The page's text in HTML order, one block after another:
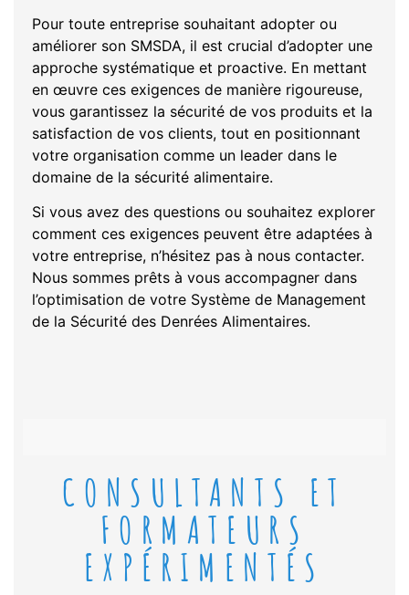
Pour toute entreprise souhaitant adopter ou
améliorer son SMSDA, il est crucial d’adopter une
approche systématique et proactive. En mettant
en œuvre ces exigences de manière rigoureuse,
vous garantissez la sécurité de vos produits et la
satisfaction de vos clients, tout en positionnant
votre organisation comme un leader dans le
domaine de la sécurité alimentaire.
Si vous avez des questions ou souhaitez explorer
comment ces exigences peuvent être adaptées à
votre entreprise, n’hésitez pas à nous contacter.
Nous sommes prêts à vous accompagner dans
l’optimisation de votre Système de Management
de la Sécurité des Denrées Alimentaires.
CONSULTANTS ET
FORMATEURS
EXPÉRIMENTÉS